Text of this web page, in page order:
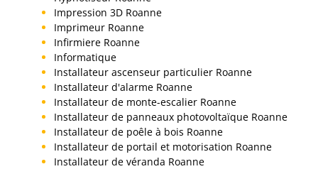
Impression 3D Roanne
Imprimeur Roanne
Infirmiere Roanne
Informatique
Installateur ascenseur particulier Roanne
Installateur d'alarme Roanne
Installateur de monte-escalier Roanne
Installateur de panneaux photovoltaïque Roanne
Installateur de poêle à bois Roanne
Installateur de portail et motorisation Roanne
Installateur de véranda Roanne